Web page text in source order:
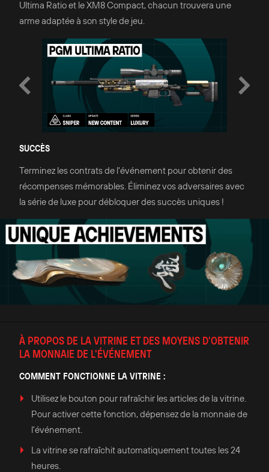
Ultima Ratio et le XM8 Compact, chacun trouvera une
arme adaptée à son style de jeu.
SUCCÈS
Terminez les contrats de l'événement pour obtenir des
récompenses mémorables. Éliminez vos adversaires avec
la série de luxe pour débloquer des succès uniques !
À PROPOS DE LA VITRINE ET DES MOYENS D'OBTENIR
LA MONNAIE DE L'ÉVÉNEMENT
COMMENT FONCTIONNE LA VITRINE :
Utilisez le bouton pour rafraîchir les articles de la vitrine.
Pour activer cette fonction, dépensez de la monnaie de
l'événement.
La vitrine se rafraîchit automatiquement toutes les 24
heures.